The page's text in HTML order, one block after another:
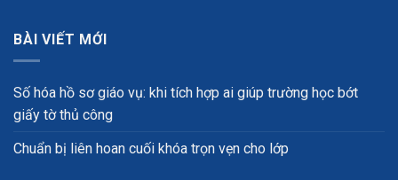
BÀI VIẾT MỚI
Số hóa hồ sơ giáo vụ: khi tích hợp ai giúp trường học bớt
giấy tờ thủ công
Chuẩn bị liên hoan cuối khóa trọn vẹn cho lớp